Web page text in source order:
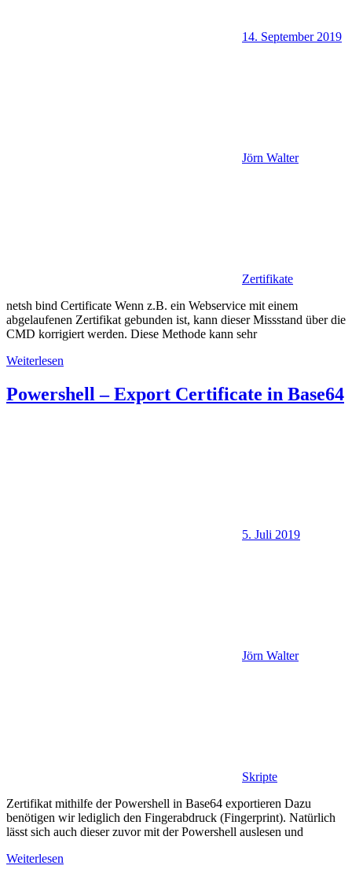
14. September 2019
Jörn Walter
Zertifikate
netsh bind Certificate Wenn z.B. ein Webservice mit einem
abgelaufenen Zertifikat gebunden ist, kann dieser Missstand über die
CMD korrigiert werden. Diese Methode kann sehr
Weiterlesen
Powershell – Export Certificate in Base64
5. Juli 2019
Jörn Walter
Skripte
Zertifikat mithilfe der Powershell in Base64 exportieren Dazu
benötigen wir lediglich den Fingerabdruck (Fingerprint). Natürlich
lässt sich auch dieser zuvor mit der Powershell auslesen und
Weiterlesen